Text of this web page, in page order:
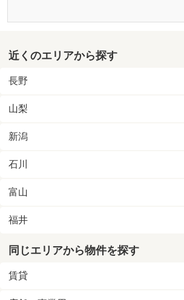
近くのエリアから探す
長野
山梨
新潟
石川
富山
福井
同じエリアから物件を探す
賃貸